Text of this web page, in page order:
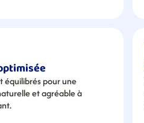
équilibrés pour une
et agréable à